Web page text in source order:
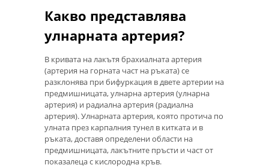
Какво представлява
улнарната артерия?
В кривата на лакътя брахиалната артерия
(артерия на горната част на ръката) се
разклонява при бифуркация в двете артерии на
предмишницата, улнарна артерия (улнарна
артерия) и радиална артерия (радиална
артерия). Улнарната артерия, която протича по
улната през карпалния тунел в китката и в
ръката, доставя определени области на
предмишницата, лакътните пръсти и част от
показалеца с кислородна кръв.